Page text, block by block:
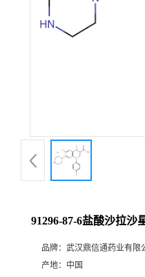
产
91296-87-6盐酸沙拉沙
品牌： 武汉鼎信通药业有限
产地： 中国